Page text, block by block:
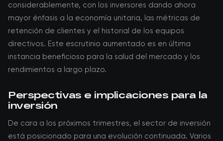
considerablemente, con los inversores dando ahora
mayor énfasis a la economía unitaria, las métricas de
retención de clientes y el historial de los equipos
directivos. Este escrutinio aumentado es en última
instancia beneficioso para la salud del mercado y los
rendimientos a largo plazo.
Perspectivas e implicaciones para la
inversión
De cara a los próximos trimestres, el sector de inversión
está posicionado para una evolución continuada. Varios